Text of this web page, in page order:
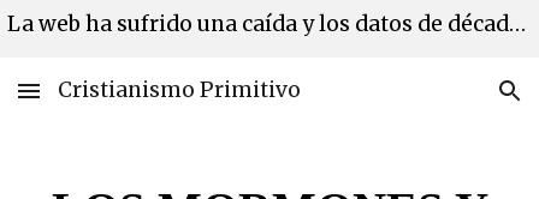
La web ha sufrido una caída y los datos de décadas se han perdido. Estamos en proceso de recuperación de los mismos.
Cristianismo Primitivo